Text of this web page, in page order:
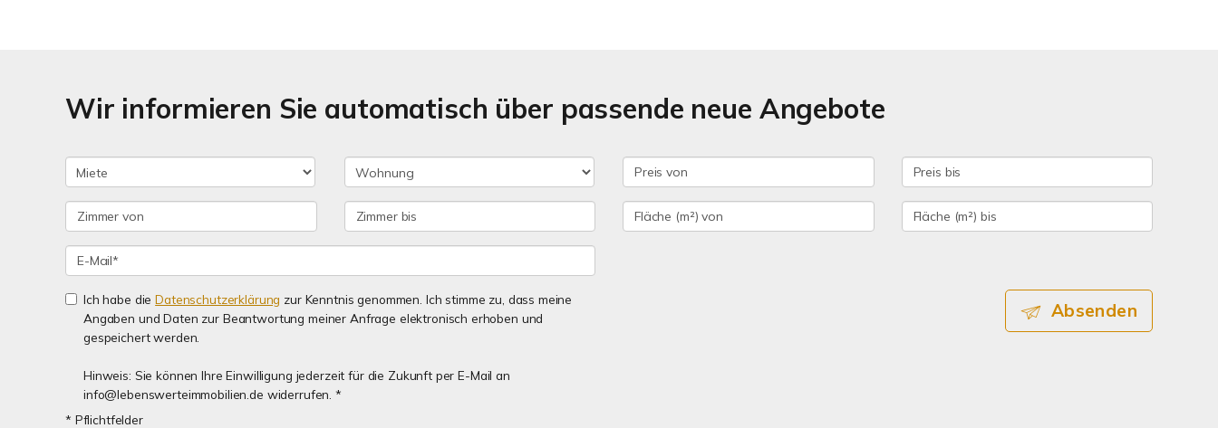
Wir informieren Sie automatisch über passende neue Angebote
Ich habe dieDatenschutzerklärung zur Kenntnis genommen. Ich stimme zu, dass meine
Angaben und Daten zur Beantwortung meiner Anfrage elektronisch erhoben und
gespeichert werden.
Hinweis: Sie können Ihre Einwilligung jederzeit für die Zukunft per E-Mail an
info@lebenswerteimmobilien.de widerrufen. *
* Pflichtfelder
Absenden